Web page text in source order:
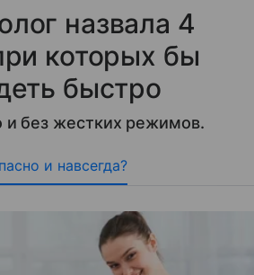
назвала 4
которых бы
быстро
без жестких режимов.
и навсегда?